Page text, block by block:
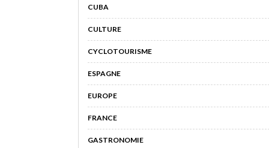
CUBA
CULTURE
CYCLOTOURISME
ESPAGNE
EUROPE
FRANCE
GASTRONOMIE